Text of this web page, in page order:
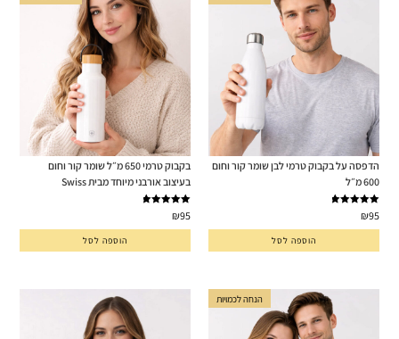
הדפסה על בקבוק טרמי לבן שומר קור וחום
600 מ״ל
דורג5.00₪95
הוספה לסל
בקבוק טרמי 650 מ״ל שומר קור וחום
בעיצוב אורבני מיוחד מבית Swiss
דורג5.00₪95
הוספה לסל
הנחה לכמויות